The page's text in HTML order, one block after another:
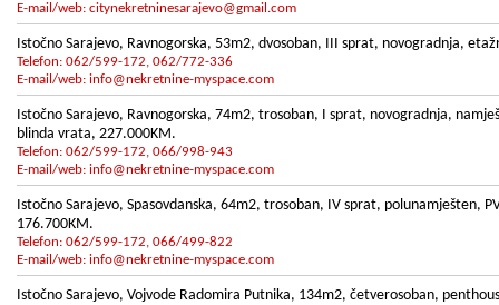
E-mail/web: citynekretninesarajevo@gmail.com
Istočno Sarajevo, Ravnogorska, 53m2, dvosoban, III sprat, novogradnja,
Telefon: 062/599-172, 062/772-336
E-mail/web: info@nekretnine-myspace.com
Istočno Sarajevo, Ravnogorska, 74m2, trosoban, I sprat, novogradnja,
blinda vrata, 227.000KM.
Telefon: 062/599-172, 066/998-943
E-mail/web: info@nekretnine-myspace.com
Istočno Sarajevo, Spasovdanska, 64m2, trosoban, IV sprat, polunamješten,
176.700KM.
Telefon: 062/599-172, 066/499-822
E-mail/web: info@nekretnine-myspace.com
Istočno Sarajevo, Vojvode Radomira Putnika, 134m2, četverosoban,